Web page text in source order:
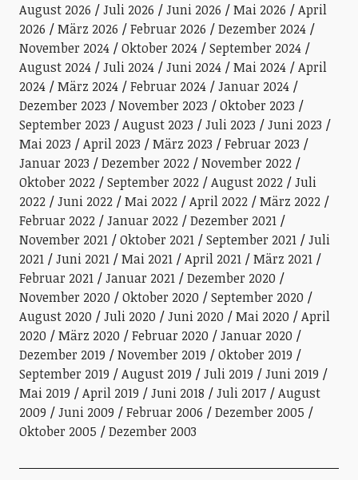
August 2026 Juli 2026 Juni 2026 Mai 2026
April
2026
März 2026 Februar 2026
Dezember 2024
November 2024
Oktober 2024
September 2024
August 2024
Juli 2024 Juni 2024 Mai 2024
April
2024
März 2024 Februar 2024
Januar 2024
Dezember 2023
November 2023
Oktober 2023
September 2023
August 2023 Juli 2023
Juni 2023
Mai 2023
April 2023 März 2023
Februar 2023
Januar 2023
Dezember 2022
November 2022
Oktober 2022
September 2022 August 2022
Juli
2022
Juni 2022 Mai 2022 April 2022
März 2022
Februar 2022
Januar 2022
Dezember 2021
November 2021
Oktober 2021 September 2021
Juli
2021
Juni 2021 Mai 2021 April 2021
März 2021
Februar 2021
Januar 2021
Dezember 2020
November 2020
Oktober 2020
September 2020
August 2020
Juli 2020 Juni 2020 Mai 2020
April
2020
März 2020 Februar 2020
Januar 2020
Dezember 2019
November 2019
Oktober 2019
September 2019
August 2019 Juli 2019
Juni 2019
Mai 2019
April 2019 Juni 2018 Juli 2017
August
2009
Juni 2009 Februar 2006
Dezember 2005
Oktober 2005
Dezember 2003